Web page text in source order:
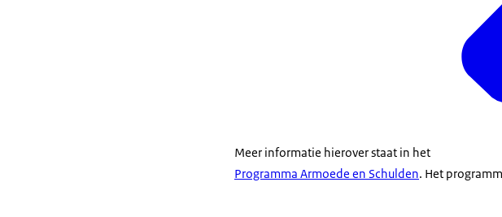
Meer informatie hierover staat in het
Programma Armoede en Schulden. Het